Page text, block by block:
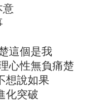
意
這個是我
心性無負痛楚
想說如果
化突破